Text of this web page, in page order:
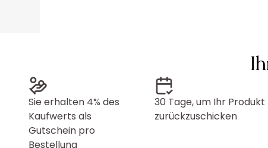
Sie erhalten 4% des
Kaufwerts als
Gutschein pro
Bestellung
30 Tage, um Ihr Produkt
zurückzuschicken